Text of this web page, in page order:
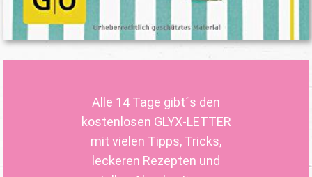
Alle 14 Tage gibt´s den
kostenlosen GLYX-LETTER
mit vielen Tipps, Tricks,
leckeren Rezepten und